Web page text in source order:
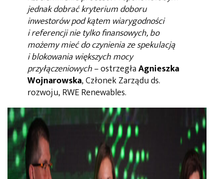
jednak dobrać kryterium doboru
inwestorów pod kątem wiarygodności
i referencji nie tylko finansowych, bo
możemy mieć do czynienia ze spekulacją
i blokowania większych mocy
przyłączeniowych– ostrzegłaAgnieszka
Wojnarowska, Członek Zarządu ds.
rozwoju, RWE Renewables.